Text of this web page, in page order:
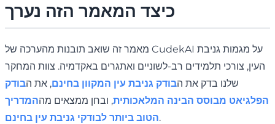
כיצד המאמר הזה נערך
מאמר זה שואב תובנות מהערכה של CudekAI על מגמות גניבת
העין, צורכי תלמידים רב-לשוניים ואתגרים באקדמיה. צוות המחקר
שלנו בדק את הבודק גניבת עין המקוון בחינם, את הבודק
הפלגיאט מבוסס הבינה המלאכותית, ובחן ממצאים מההמדריך
הטוב ביותר לבודקי גניבת עין בחינם.